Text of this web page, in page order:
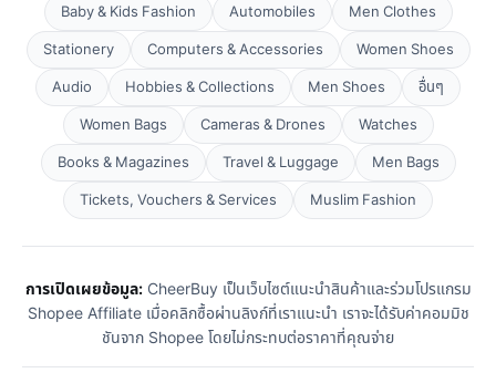
Baby & Kids Fashion
Automobiles
Men Clothes
Stationery
Computers & Accessories
Women Shoes
Audio
Hobbies & Collections Men Shoes
อื่นๆ
Women Bags
Cameras & Drones
Watches
Books & Magazines
Travel & Luggage
Men Bags
Tickets, Vouchers & Services
Muslim Fashion
การเปิดเผยข้อมูล:CheerBuy เป็นเว็บไซต์แนะนำสินค้าและร่วมโปรแกรม
Shopee Affiliate เมื่อคลิกซื้อผ่านลิงก์ที่เราแนะนำ เราจะได้รับค่าคอมมิช
ชันจาก Shopee โดยไม่กระทบต่อราคาที่คุณจ่าย